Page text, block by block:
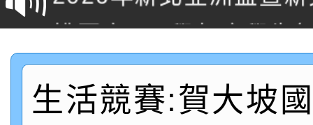
案，詳如說明，請參閱
鐵人三項錦標賽
桃園市115學年度學生
「2026年『王牌愛／
運動系列徵選頒獎典禮
2026城鎮韌性防空演習
生活競賽:賀大坡